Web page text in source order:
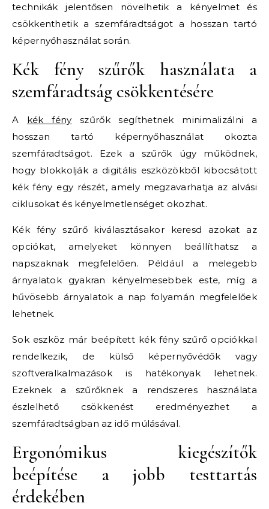
technikák jelentősen növelhetik a kényelmet és
csökkenthetik a szemfáradtságot a hosszan tartó
képernyőhasználat során.
Kék fény szűrők használata a
szemfáradtság csökkentésére
A kék fény szűrők segíthetnek minimalizálni a
hosszan tartó képernyőhasználat okozta
szemfáradtságot. Ezek a szűrők úgy működnek,
hogy blokkolják a digitális eszközökből kibocsátott
kék fény egy részét, amely megzavarhatja az alvási
ciklusokat és kényelmetlenséget okozhat.
Kék fény szűrő kiválasztásakor keresd azokat az
opciókat, amelyeket könnyen beállíthatsz a
napszaknak megfelelően. Például a melegebb
árnyalatok gyakran kényelmesebbek este, míg a
hűvösebb árnyalatok a nap folyamán megfelelőek
lehetnek.
Sok eszköz már beépített kék fény szűrő opciókkal
rendelkezik, de külső képernyővédők vagy
szoftveralkalmazások is hatékonyak lehetnek.
Ezeknek a szűrőknek a rendszeres használata
észlelhető csökkenést eredményezhet a
szemfáradtságban az idő múlásával.
Ergonómikus kiegészítők
beépítése a jobb testtartás
érdekében